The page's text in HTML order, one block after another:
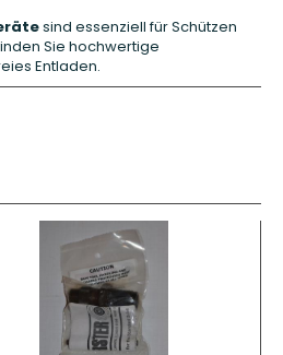
sind essenziell für Schützen
Sie hochwertige
Entladen.